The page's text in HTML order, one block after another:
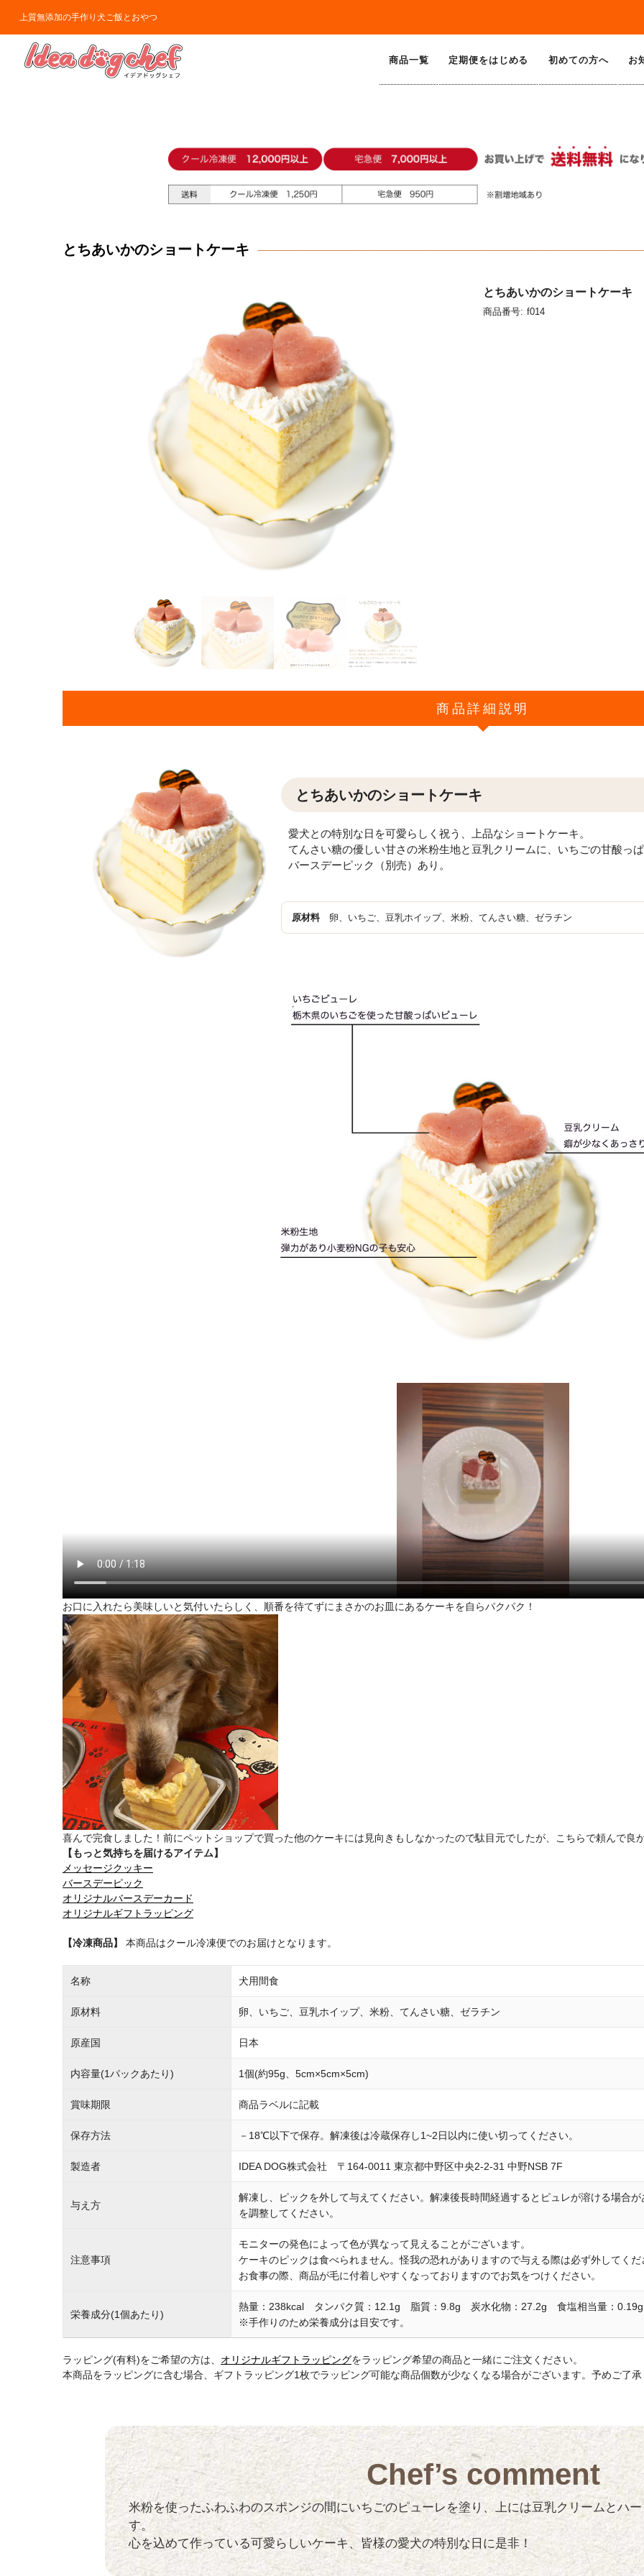
商品一覧 定期便をはじめる 初めての方へ お
上質無添加の手作り犬ご飯とおやつ
とちあいかのショートケーキ
とちあいかのショートケーキ
商品番号: f014
商品詳細説明
とちあいかのショートケーキ
愛犬との特別な日を可愛らしく祝う、上品なショートケーキ。
てんさい糖の優しい甘さの米粉生地と豆乳クリームに、いちごの甘酸っぱ
バースデーピック（別売）あり。
原材料 卵、いちご、豆乳ホイップ、米粉、てんさい糖、ゼラチン
お口に入れたら美味しいと気付いたらしく、順番を待てずにまさかのお皿にあるケーキを自らパクパク！
喜んで完食しました！前にペットショップで買った他のケーキには見向きもしなかったので駄目元でしたが、こちらで頼んで良か
【もっと気持ちを届けるアイテム】
メッセージクッキー
バースデーピック
オリジナルバースデーカード
オリジナルギフトラッピング
【冷凍商品】 本商品はクール冷凍便でのお届けとなります。
名称 犬用間食
原材料 卵、いちご、豆乳ホイップ、米粉、てんさい糖、ゼラチン
原産国 日本
内容量(1パックあたり) 1個(約95g、5cm×5cm×5cm)
賞味期限 商品ラベルに記載
保存方法 －18℃以下で保存。解凍後は冷蔵保存し1~2日以内に使い切ってください。
製造者 IDEA DOG株式会社 〒164-0011 東京都中野区中央2-2-31 中野NSB 7F
与え方
解凍し、ピックを外して与えてください。解凍後長時間経過するとピュレが溶ける場合
を調整してください。
注意事項
モニターの発色によって色が異なって見えることがございます。
ケーキのピックは食べられません。怪我の恐れがありますので与える際は必ず外してくだ
お食事の際、商品が毛に付着しやすくなっておりますのでお気をつけください。
栄養成分(1個あたり)
熱量：238kcal タンパク質：12.1g 脂質：9.8g 炭水化物：27.2g 食塩相当量：0.19g
※手作りのため栄養成分は目安です。
ラッピング(有料)をご希望の方は、 オリジナルギフトラッピングをラッピング希望の商品と一緒にご注文ください。
本商品をラッピングに含む場合、ギフトラッピング1枚でラッピング可能な商品個数が少なくなる場合がございます。予めご了承
Chef’s comment
米粉を使ったふわふわのスポンジの間にいちごのピューレを塗り、上には豆乳クリームとハ
す。
心を込めて作っている可愛らしいケーキ、皆様の愛犬の特別な日に是非！